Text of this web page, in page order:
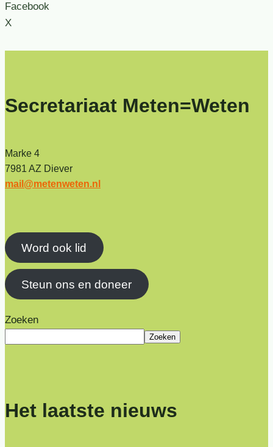
Facebook
X
Secretariaat Meten=Weten
Marke 4
7981 AZ Diever
mail@metenweten.nl
Word ook lid
Steun ons en doneer
Zoeken
Zoeken
Het laatste nieuws